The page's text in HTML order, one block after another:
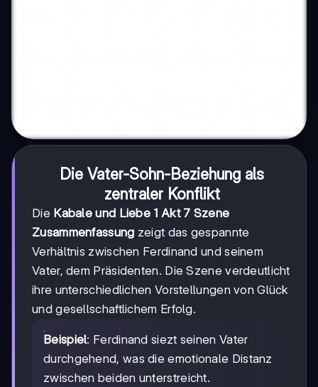
Die Vater-Sohn-Beziehung als
zentraler Konflikt
Die Kabale und Liebe 1 Akt 7 Szene
Zusammenfassung zeigt das gespannte
Verhältnis zwischen Ferdinand und seinem
Vater, dem Präsidenten. Die Szene verdeutlicht
ihre unterschiedlichen Vorstellungen von Glück
und gesellschaftlichem Erfolg.
Beispiel: Ferdinand siezt seinen Vater
durchgehend, was die emotionale Distanz
zwischen beiden unterstreicht.